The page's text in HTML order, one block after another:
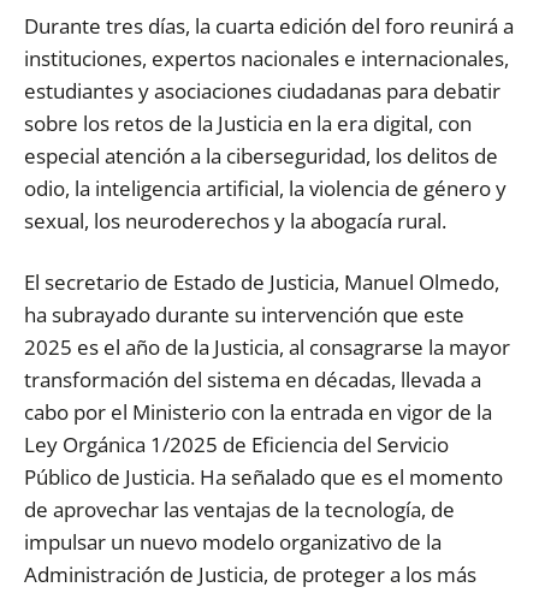
Durante tres días, la cuarta edición del foro reunirá a
instituciones, expertos nacionales e internacionales,
estudiantes y asociaciones ciudadanas para debatir
sobre los retos de la Justicia en la era digital, con
especial atención a la ciberseguridad, los delitos de
odio, la inteligencia artificial, la violencia de género y
sexual, los neuroderechos y la abogacía rural.
El secretario de Estado de Justicia, Manuel Olmedo,
ha subrayado durante su intervención que este
2025 es el año de la Justicia, al consagrarse la mayor
transformación del sistema en décadas, llevada a
cabo por el Ministerio con la entrada en vigor de la
Ley Orgánica 1/2025 de Eficiencia del Servicio
Público de Justicia. Ha señalado que es el momento
de aprovechar las ventajas de la tecnología, de
impulsar un nuevo modelo organizativo de la
Administración de Justicia, de proteger a los más